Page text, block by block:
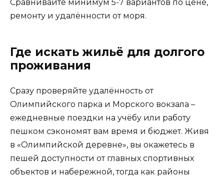
Сравнивайте минимум 5-7 вариантов по цене,
ремонту и удалённости от моря.
Где искать жильё для долгого
проживания
Сразу проверяйте удалённость от
Олимпийского парка и Морского вокзала –
ежедневные поездки на учёбу или работу
пешком сэкономят вам время и бюджет. Живя
в «Олимпийской деревне», вы окажетесь в
пешей доступности от главных спортивных
объектов и набережной, тогда как районы